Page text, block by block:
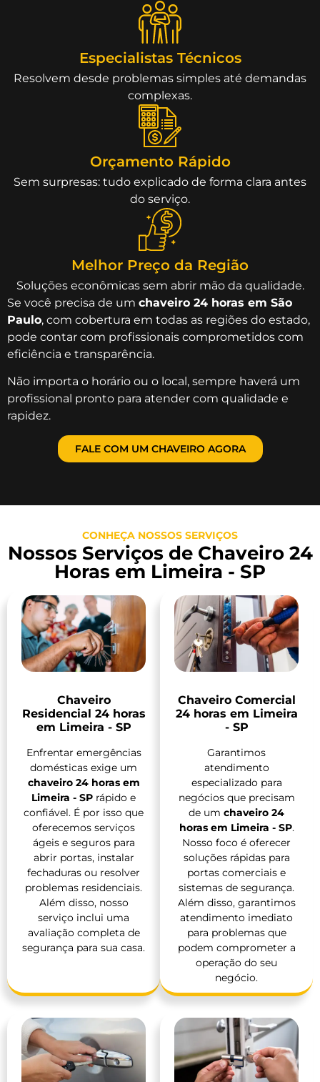
Especialistas Técnicos
Resolvem desde problemas simples até demandas
complexas.
Orçamento Rápido
Sem surpresas: tudo explicado de forma clara antes
do serviço.
Melhor Preço da Região
Soluções econômicas sem abrir mão da qualidade.
Se você precisa de um chaveiro 24 horas em São
Paulo, com cobertura em todas as regiões do estado,
pode contar com profissionais comprometidos com
eficiência e transparência.
Não importa o horário ou o local, sempre haverá um
profissional pronto para atender com qualidade e
rapidez.
FALE COM UM CHAVEIRO AGORA
CONHEÇA NOSSOS SERVIÇOS
Nossos Serviços de Chaveiro 24
Horas em Limeira - SP
Chaveiro
Residencial 24 horas
em Limeira - SP
Enfrentar emergências
domésticas exige um
chaveiro 24 horas em
Limeira - SP rápido e
confiável. É por isso que
oferecemos serviços
ágeis e seguros para
abrir portas, instalar
fechaduras ou resolver
problemas residenciais.
Além disso, nosso
serviço inclui uma
avaliação completa de
segurança para sua casa.
Chaveiro Comercial
24 horas em Limeira
- SP
Garantimos
atendimento
especializado para
negócios que precisam
de um chaveiro 24
horas em Limeira - SP.
Nosso foco é oferecer
soluções rápidas para
portas comerciais e
sistemas de segurança.
Além disso, garantimos
atendimento imediato
para problemas que
podem comprometer a
operação do seu
negócio.